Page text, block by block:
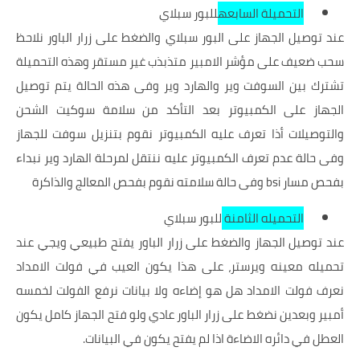
التحميلة السابعهللبور سبلاي
عند توصيل الجهاز على البور سبلاي والضغط على زرار الباور نلاحظ
سحب ضعيف على مؤشر الامبير متذبذب غير مستقر وهذه التحميلة
تشترك بين السوفت وير والهارد وير وفى هذه الحالة يتم توصيل
الجهاز على الكمبيوتر بعد التأكد من سلامة سوكيت الشحن
والتوصيلات أذا تعرف عليه الكمبيوتر نقوم بتنزيل سوفت للجهاز
وفى حالة عدم تعرف الكمبيوتر عليه ننتقل لمرحلة الهارد وير نبداء
بفحصمسار bsi
وفى حالة سلامته نقوم بفحص المعالج والذاكرة
التحميله الثامنةللبور سبلاي
عند توصيل الجهاز والضغط على زرار الباور يفتح طبيعي ويجي عند
تحميله معينه ويرستر، على هذا يكون العيب في فولت الامداد
نعرف فولت الامداد هل هو إضاءه ولا بيانات نرفع الفولت لخمسه
أمبير وبعدين نضغط على زرار الباور عادي ولو فتح الجهاز كامل يكون
العطل فيدائره الاضاءةاذا لم يفتح يكون في البيانات.